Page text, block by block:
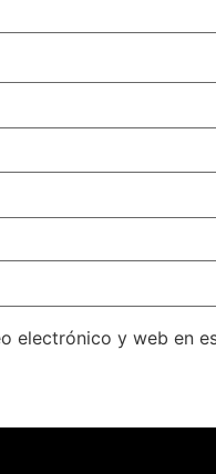
electrónico y web en